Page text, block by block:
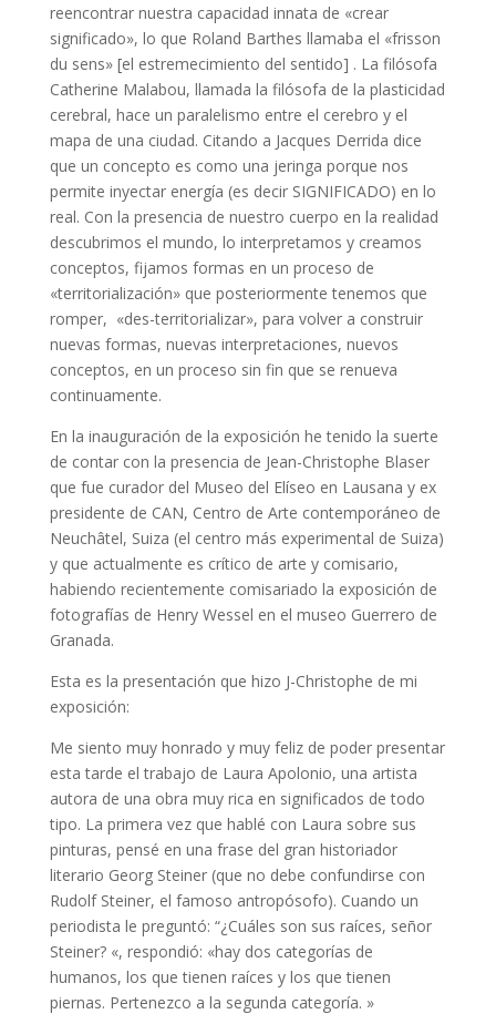
reencontrar nuestra capacidad innata de «crear
significado», lo que Roland Barthes llamaba el «frisson
du sens» [el estremecimiento del sentido] . La filósofa
Catherine Malabou, llamada la filósofa de la plasticidad
cerebral, hace un paralelismo entre el cerebro y el
mapa de una ciudad. Citando a Jacques Derrida dice
que un concepto es como una jeringa porque nos
permite inyectar energía (es decir SIGNIFICADO) en lo
real. Con la presencia de nuestro cuerpo en la realidad
descubrimos el mundo, lo interpretamos y creamos
conceptos, fijamos formas en un proceso de
«territorialización» que posteriormente tenemos que
romper, «des-territorializar», para volver a construir
nuevas formas, nuevas interpretaciones, nuevos
conceptos, en un proceso sin fin que se renueva
continuamente.
En la inauguración de la exposición he tenido la suerte
de contar con la presencia de Jean-Christophe Blaser
que fue curador del Museo del Elíseo en Lausana y ex
presidente de CAN, Centro de Arte contemporáneo de
Neuchâtel, Suiza (el centro más experimental de Suiza)
y que actualmente es crítico de arte y comisario,
habiendo recientemente comisariado la exposición de
fotografías de Henry Wessel en el museo Guerrero de
Granada.
Esta es la presentación que hizo J-Christophe de mi
exposición:
Me siento muy honrado y muy feliz de poder presentar
esta tarde el trabajo de Laura Apolonio, una artista
autora de una obra muy rica en significados de todo
tipo. La primera vez que hablé con Laura sobre sus
pinturas, pensé en una frase del gran historiador
literario Georg Steiner (que no debe confundirse con
Rudolf Steiner, el famoso antropósofo). Cuando un
periodista le preguntó: “¿Cuáles son sus raíces, señor
Steiner? «, respondió: «hay dos categorías de
humanos, los que tienen raíces y los que tienen
piernas. Pertenezco a la segunda categoría. »